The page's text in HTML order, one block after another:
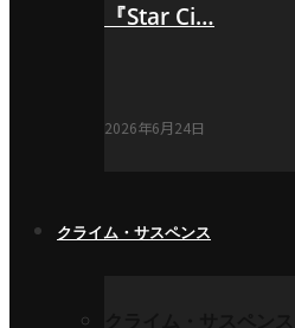
『Star Ci…
2026年6月24日
クライム・サスペンス